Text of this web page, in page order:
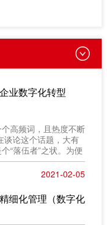
业数字化转型
高频词，且热度不断
谈论这个话题，大有
“落伍者”之状。为便
今天我也凑个热闹，
粗浅认识，就教于同
2021-02-05
细化管理（数字化